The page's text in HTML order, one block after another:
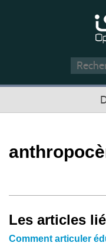
Les articles
Comment articuler